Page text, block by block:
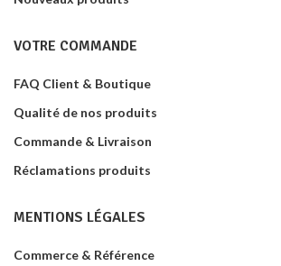
VOTRE COMMANDE
FAQ Client & Boutique
Qualité de nos produits
Commande & Livraison
Réclamations produits
MENTIONS LÉGALES
Commerce & Référence